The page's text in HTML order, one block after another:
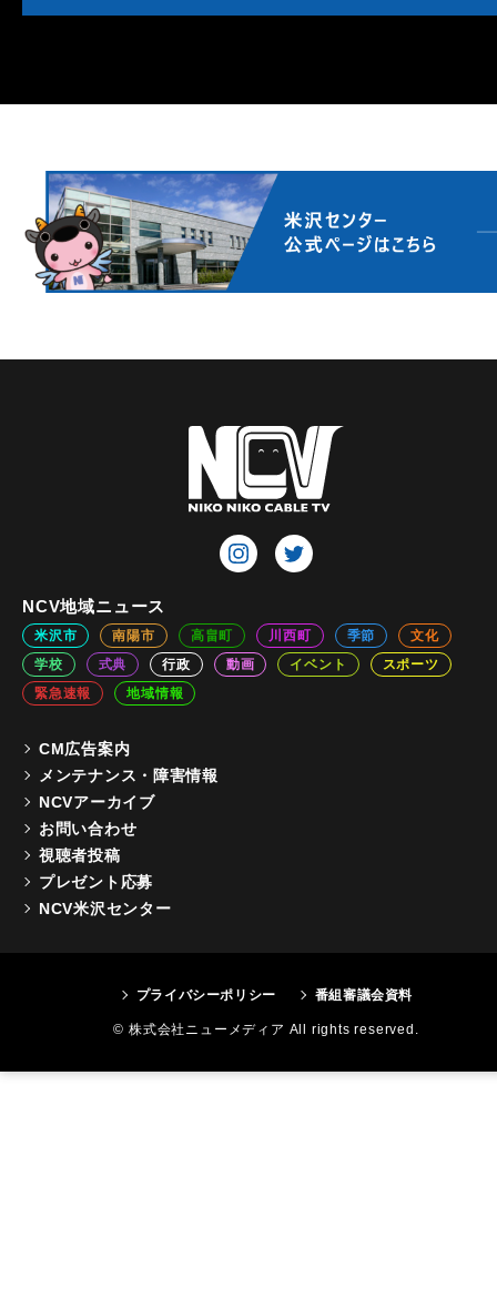
NCV地域ニュース
米沢市 南陽市 高畠町 川西町 季節
文化
学校
式典 行政 動画 イベント
スポーツ
緊急速報
地域情報
CM広告案内
メンテナンス・障害情報
NCVアーカイブ
お問い合わせ
視聴者投稿
プレゼント応募
NCV米沢センター
プライバシーポリシー 番組審議会資料
© 株式会社ニューメディア All rights reserved.